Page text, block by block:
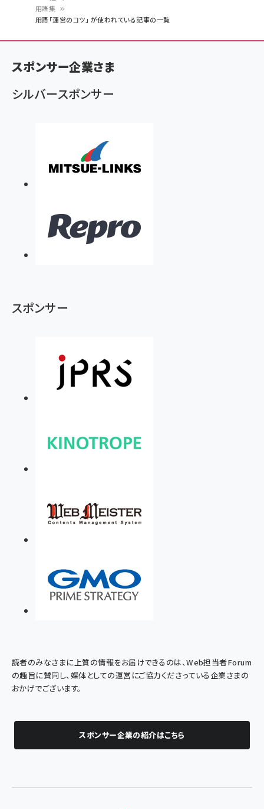
ン
く
ず
用語集
用語「運営のコツ」 が使われている記事の一覧
スポンサー企業さま
シルバースポンサー
スポンサー
読者のみなさまに上質の情報をお届けできるのは、Web担当者Forum
の趣旨に賛同し、媒体としての運営にご協力くださっている企業さまの
おかげでございます。
スポンサー企業の紹介はこちら